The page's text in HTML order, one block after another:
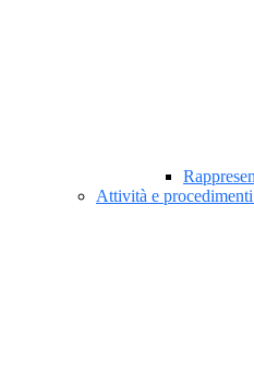
Attività e procedimenti